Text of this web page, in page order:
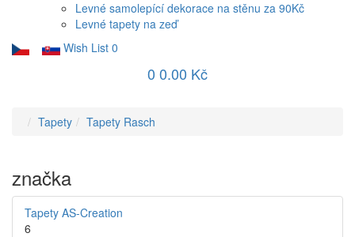
Levné samolepící dekorace na stěnu za 90Kč
Levné tapety na zeď
Wish List 0
0 0.00 Kč
Tapety Tapety Rasch
značka
Tapety AS-Creation
6